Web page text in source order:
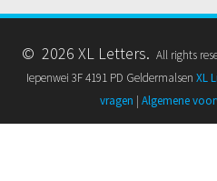
© 2026 XL Letters. All rights
Iepenwei 3F 4191 PD Geldermalsen XL
vragen | Algemene